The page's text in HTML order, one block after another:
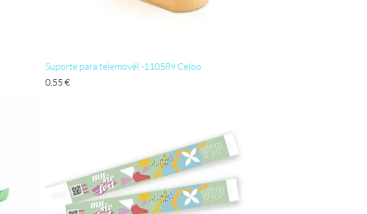
Visualização rápida
Suporte para telemovél -110589 Celoo
Preço
0,55 €